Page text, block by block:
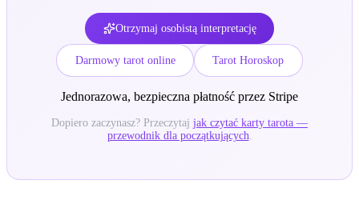
Otrzymaj osobistą interpretację
Darmowy tarot online Tarot Horoskop
Jednorazowa, bezpieczna płatność przez Stripe
Dopiero zaczynasz? Przeczytaj jak czytać karty tarota —
przewodnik dla początkujących.